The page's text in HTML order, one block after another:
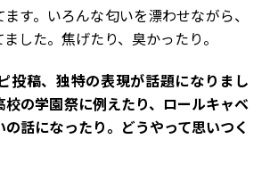
す。いろんな匂いを漂わせながら、
した。焦げたり、臭かったり。
ピ投稿、独特の表現が話題になりまし
校の学園祭に例えたり、ロールキャベ
話になったり。どうやって思いつく